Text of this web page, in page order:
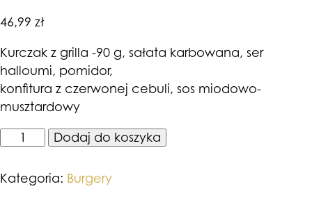
46,99 zł
Kurczak z grilla -90 g, sałata karbowana, ser
halloumi, pomidor,
konfitura z czerwonej cebuli, sos miodowo-
musztardowy
ilość
CHICKEN
90
g/280
Dodaj do koszyka
Kategoria: Burgery